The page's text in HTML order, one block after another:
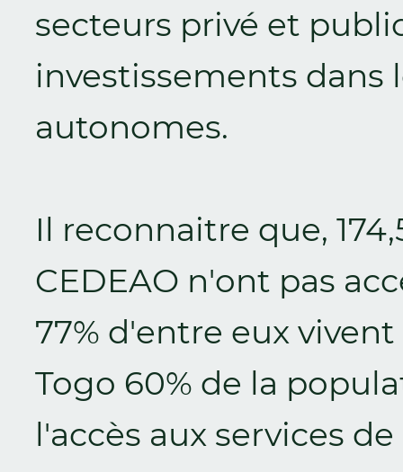
secteurs privé et
investissements dans
autonomes.
Il reconnaitre que,
CEDEAO n'ont pas
77% d'entre eux
Togo 60% de la
l'accès aux services